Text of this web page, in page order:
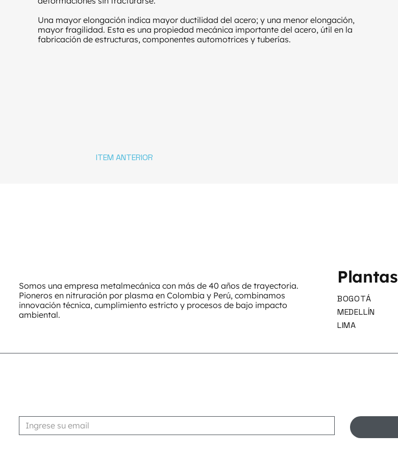
ITEM ANTERIOR
Una mayor elongación indica mayor ductilidad del acero; y una menor elongación,
mayor fragilidad. Esta es una propiedad mecánica importante del acero, útil en la
fabricación de estructuras, componentes automotrices y tuberías.
Somos una empresa metalmecánica con más de 40 años de trayectoria.
Pioneros en nitruración por plasma en Colombia y Perú, combinamos
innovación técnica, cumplimiento estricto y procesos de bajo impacto
ambiental.
Plantas
BOGOTÁ
MEDELLÍN
LIMA